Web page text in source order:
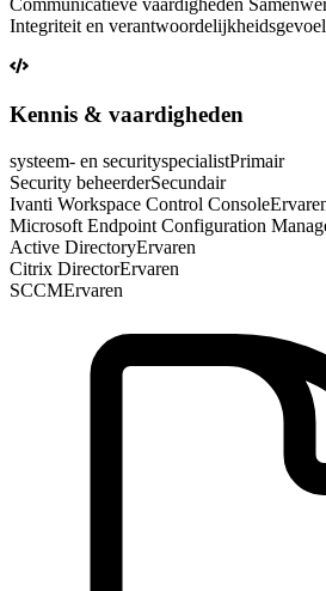
Integriteit en
Kennis & vaardigheden
systeem- en securityspecialistPrimair
Security beheerderSecundair
Ivanti Workspace Control Console
Microsoft Endpoint Configuration
Active DirectoryErvaren
Citrix DirectorErvaren
SCCMErvaren